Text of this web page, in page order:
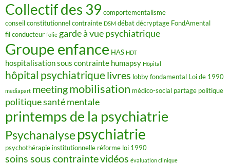
Collectif des 39 comportementalisme
conseil constitutionnelcontrainte DSM débatdécryptage FondAmental
fil conducteur folie garde à vue psychiatrique
Groupe enfance HAS HDT
hospitalisation sous contrainte humapsy Hôpital
hôpital psychiatriquelivres lobby fondamental Loi de 1990
mediapart meetingmobilisation médico-social partage politique
politique santé mentale
printemps de la psychiatrie
Psychanalyse psychiatrie
psychothérapie institutionnelle réforme loi 1990
soins sous contraintevidéos évaluation clinique